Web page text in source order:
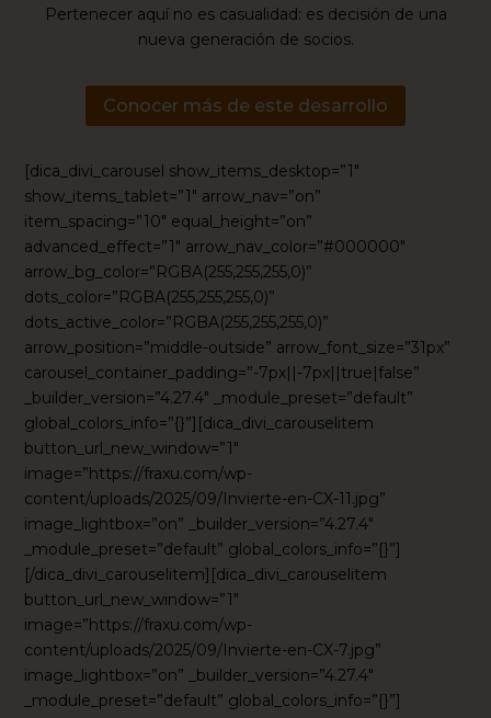
Pertenecer aquí no es casualidad: es decisión de una
nueva generación de socios.
Conocer más de este desarrollo
[dica_divi_carousel show_items_desktop=”1″
show_items_tablet=”1″ arrow_nav=”on”
item_spacing=”10″ equal_height=”on”
advanced_effect=”1″ arrow_nav_color=”#000000″
arrow_bg_color=”RGBA(255,255,255,0)”
dots_color=”RGBA(255,255,255,0)”
dots_active_color=”RGBA(255,255,255,0)”
arrow_position=”middle-outside” arrow_font_size=”31px”
carousel_container_padding=”-7px||-7px||true|false”
_builder_version=”4.27.4″ _module_preset=”default”
global_colors_info=”{}”][dica_divi_carouselitem
button_url_new_window=”1″
image=”https://fraxu.com/wp-
content/uploads/2025/09/Invierte-en-CX-11.jpg”
image_lightbox=”on” _builder_version=”4.27.4″
_module_preset=”default” global_colors_info=”{}”]
[/dica_divi_carouselitem][dica_divi_carouselitem
button_url_new_window=”1″
image=”https://fraxu.com/wp-
content/uploads/2025/09/Invierte-en-CX-7.jpg”
image_lightbox=”on” _builder_version=”4.27.4″
_module_preset=”default” global_colors_info=”{}”]